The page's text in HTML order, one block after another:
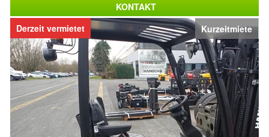
Kurzeitmiete
Derzeit vermietet
KONTAKT